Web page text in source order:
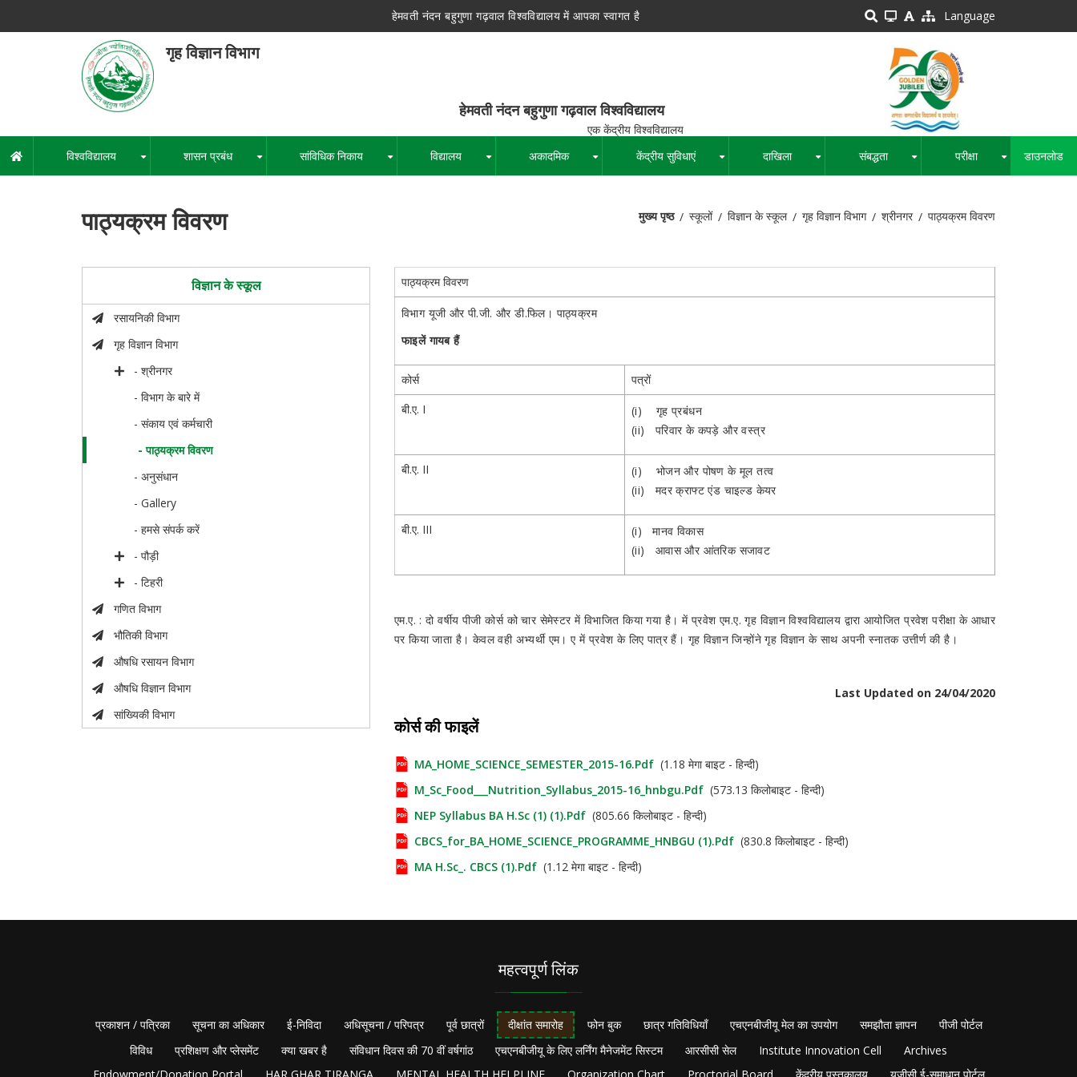
हेमवती नंदन बहुगुणा गढ़वाल विश्वविद्यालय में आपका स्वागत है Language
गृह विज्ञान विभाग
हेमवती नंदन बहुगुणा गढ़वाल विश्वविद्यालय
एक केंद्रीय विश्वविद्यालय
मुख्य
नेविगेशन
विश्वविद्यालय शासन प्रबंध सांविधिक निकाय विद्यालय अकादमिक केंद्रीय सुविधाएं दाखिला संबद्धता परीक्षा डाउनलोड
पाठ्यक्रम विवरण मुख्य पृष्ठ स्कूलों विज्ञान के स्कूल गृह विज्ञान विभाग श्रीनगर पाठ्यक्रम विवरण
विज्ञान के स्कूल
रसायनिकी विभाग
गृह विज्ञान विभाग
- श्रीनगर
- विभाग के बारे में
- संकाय एवं कर्मचारी
- पाठ्यक्रम विवरण
- अनुसंधान
- Gallery
- हमसे संपर्क करें
- पौड़ी
- टिहरी
गणित विभाग
भौतिकी विभाग
औषधि रसायन विभाग
औषधि विज्ञान विभाग
सांख्यिकी विभाग
पाठ्यक्रम विवरण
विभाग यूजी और पी.जी. और डी.फिल। पाठ्यक्रम
फाइलें गायब हैं
कोर्स
पत्रों
बी.ए. I
(i) गृह प्रबंधन
(ii) परिवार के कपड़े और वस्त्र
बी.ए. II
(i) भोजन और पोषण के मूल तत्व
(ii) मदर क्राफ्ट एंड चाइल्ड केयर
बी.ए. III
(i) मानव विकास
(ii) आवास और आंतरिक सजावट
एम.ए. : दो वर्षीय पीजी कोर्स को चार सेमेस्टर में विभाजित किया गया है। में प्रवेश एम.ए. गृह विज्ञान विश्वविद्यालय द्वारा आयोजित प्रवेश परीक्षा के आधार
पर किया जाता है। केवल वही अभ्यर्थी एम। ए में प्रवेश के लिए पात्र हैं। गृह विज्ञान जिन्होंने गृह विज्ञान के साथ अपनी स्नातक उत्तीर्ण की है।
Last Updated on 24/04/2020
कोर्स की फाइलें
MA_HOME_SCIENCE_SEMESTER_2015-16.pdf (1.18 मेगा बाइट - हिन्दी)
M_Sc_Food___Nutrition_Syllabus_2015-16_hnbgu.pdf (573.13 किलोबाइट - हिन्दी)
NEP Syllabus BA H.Sc (1) (1).pdf (805.66 किलोबाइट - हिन्दी)
CBCS_for_BA_HOME_SCIENCE_PROGRAMME_HNBGU (1).pdf (830.8 किलोबाइट - हिन्दी)
MA H.Sc_. CBCS (1).pdf (1.12 मेगा बाइट - हिन्दी)
महत्वपूर्ण लिंक
प्रकाशन / पत्रिका सूचना का अधिकार ई-निविदा अधिसूचना / परिपत्र पूर्व छात्रों दीक्षांत समारोह फोन बुक छात्र गतिविधियाँ एचएनबीजीयू मेल का उपयोग समझौता ज्ञापन
पीजी पोर्टल
विविध
प्रशिक्षण और प्लेसमेंट क्या खबर है संविधान दिवस की 70 वीं वर्षगांठ एचएनबीजीयू के लिए लर्निंग मैनेजमेंट सिस्टम आरसीसी सेल Institute Innovation Cell
Archives